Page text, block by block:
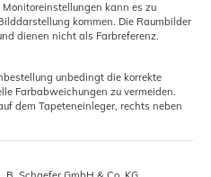
kann es zu
kommen. Die Raumbilder
dienen nicht als Farbreferenz.
unbedingt die korrekte
Farbabweichungen zu vermeiden.
dem Tapeteneinleger, rechts neben